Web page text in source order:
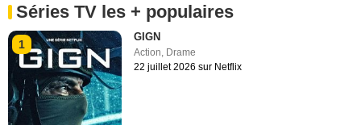
Séries TV les + populaires
1
GIGN
Action, Drame
22 juillet 2026 sur Netflix